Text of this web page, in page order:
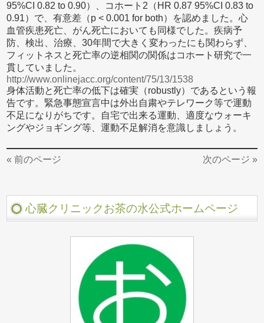
95%CI 0.82 to 0.90）、コホート2（HR 0.87 95%CI 0.83 to
0.91）で、有意差（p < 0.001 for both）を認めました。心
血管疾患死亡、がん死亡においても同様でした。疾病予
防、検出、治療、30年間で大きく変わったにも関わらず、
フィットネスと死亡率の逆相関の関係はコホート研究で一
貫していました。
http://www.onlinejacc.org/content/75/13/1538
身体活動と死亡率の低下は確実（robustly）であるという報
告です。緊急事態宣言中は外出自粛やテレワーク等で運動
不足になりがちです。自宅で出来る運動、適度なウォーキ
ングやジョギング等、運動不足解消を意識しましょう。
« 前のページ 次のページ »
心臓クリニックお茶の水公式ホームページ